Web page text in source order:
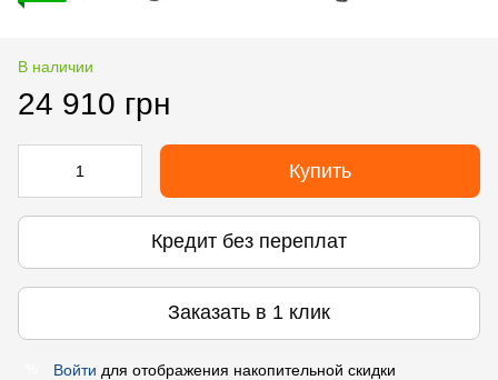
В наличии
24 910 грн
Купить
Кредит без переплат
Заказать в 1 клик
Войти для отображения накопительной скидки